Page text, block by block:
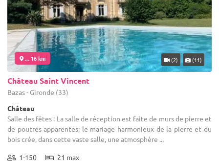
... 16 km (2) (11)
Château Saint Vincent
Bazas - Gironde (33)
Château
Salle des fêtes : La salle de réception est faite de murs de pierre et
de poutres apparentes; le mariage harmonieux de la pierre et du
bois crée, dans cette vaste salle, une atmosphère ...
1-150 21 max